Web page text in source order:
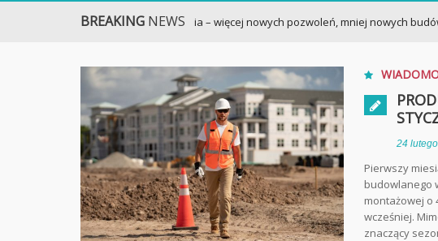
BREAKING NEWS
Nowe mieszkania – więcej nowych pozwoleń, mniej nowych budów
24
Pierwszy
budowlanego
montażowej o
wcześniej.
znaczący